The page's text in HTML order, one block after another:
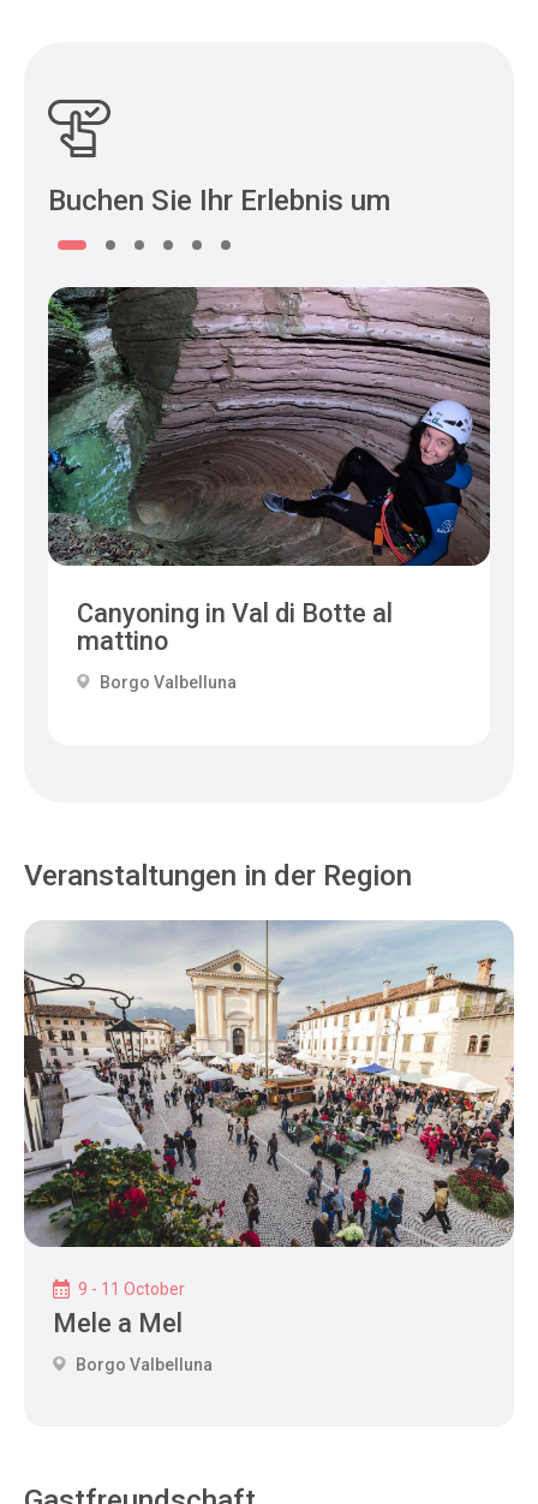
Buchen Sie Ihr Erlebnis um
Canyoning in Val di Botte al
mattino
Borgo Valbelluna
Veranstaltungen in der Region
9 - 11 October
Mele a Mel
Borgo Valbelluna